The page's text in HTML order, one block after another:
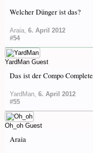
Welcher Dünger ist das?
Araia 6. April 2012
#54
YardMan Guest
Das ist der Compo
YardMan 6. April 2012
#55
Oh_oh Guest
Araia